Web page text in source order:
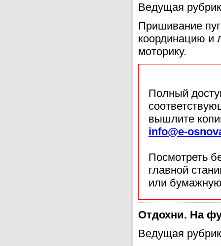
Ведущая
Пришивание
координацию и
моторику.
Полный
вышлите
info@e-
Посмотреть
главной
или
Отдохни. На
Ведущая